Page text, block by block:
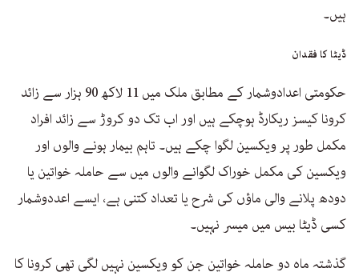
ہیں۔
ڈیٹا کا فقدان
حکومتی اعدادوشمار کے مطابق ملک میں 11 لاکھ 90 ہزار سے زائد
کرونا کیسز ریکارڈ ہوچکے ہیں اور اب تک دو کروڑ سے زائد افراد
مکمل طور پر ویکسین لگوا چکے ہیں۔ تاہم بیمار ہونے والوں اور
ویکسین کی مکمل خوراک لگوانے والوں میں سے حاملہ خواتین یا
دودھ پلانے والی ماؤں کی شرح یا تعداد کتنی ہے، ایسے اعددوشمار
کسی ڈیٹا بیس میں میسر نہیں۔
گذشتہ ماہ دو حاملہ خواتین جن کو ویکسین نہیں لگی تھی کرونا کا